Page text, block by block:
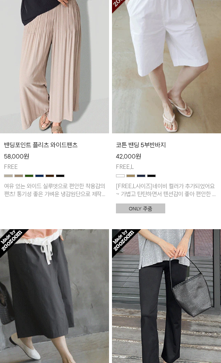
밴딩포인트 플리츠 와이드팬츠
58,000원
FREE
여유 있는 와이드 실루엣으로 편안한 착용감의
팬츠! 통기성 좋은 가벼운 냉감원단으로 제작
코튼 밴딩 5부반바지
42,000원
FREE,L
[FREE,L사이즈]네이비 컬러가 추가되었어요
~ 가볍고 탄탄하면서 텐션감이 좋아 편안한 착
용감! 부담없는 5부 기장으로 어디든 매치하기
좋아요!